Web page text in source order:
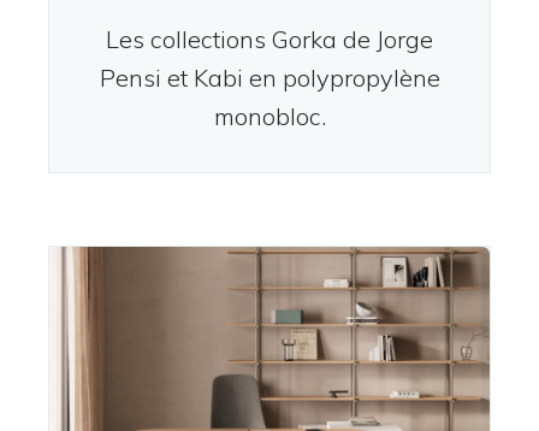
Les collections Gorka de Jorge
Pensi et Kabi en polypropylène
monobloc.